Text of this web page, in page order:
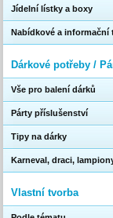
Jídelní lístky a boxy
Nabídkové a informační
Dárkové potřeby /
Vše pro balení dárků
Párty příslušenství
Tipy na dárky
Karneval, draci,
Vlastní tvorba